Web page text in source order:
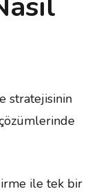
stratejisinin
ile tek bir